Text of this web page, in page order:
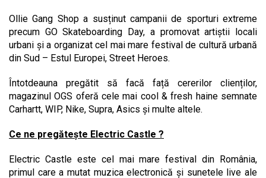
Ollie Gang Shop a susținut campanii de sporturi extreme
precum GO Skateboarding Day, a promovat artiștii locali
urbani și a organizat cel mai mare festival de cultură urbană
din Sud – Estul Europei, Street Heroes.
Întotdeauna pregătit să facă față cererilor clienților,
magazinul OGS oferă cele mai cool & fresh haine semnate
Carhartt, WIP, Nike, Supra, Asics și multe altele.
Ce ne pregătește Electric Castle ?
Electric Castle este cel mai mare festival din România,
primul care a mutat muzica electronică și sunetele live ale